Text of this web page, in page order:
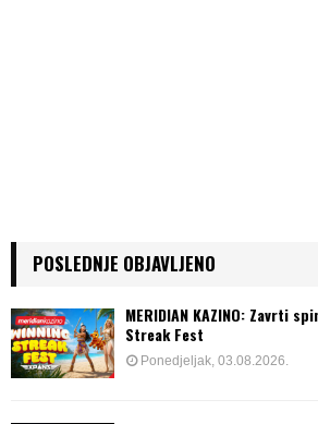
POSLEDNJE OBJAVLJENO
MERIDIAN KAZINO: Zavrti
Streak Fest
Ponedjeljak, 03.08.2026.